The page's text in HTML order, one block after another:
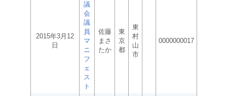
2015年3月12
日
議
会
議
員
マ
ニ
フ
ェ
ス
ト
佐藤
まさ
たか
東
京
都
東
村
山
市
0000000017